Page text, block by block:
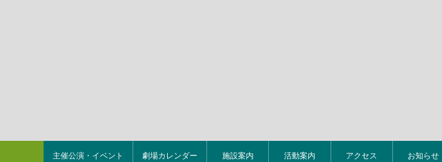
主催公演・イベント 劇場カレンダー 施設案内 活動案内 アクセス お知らせ